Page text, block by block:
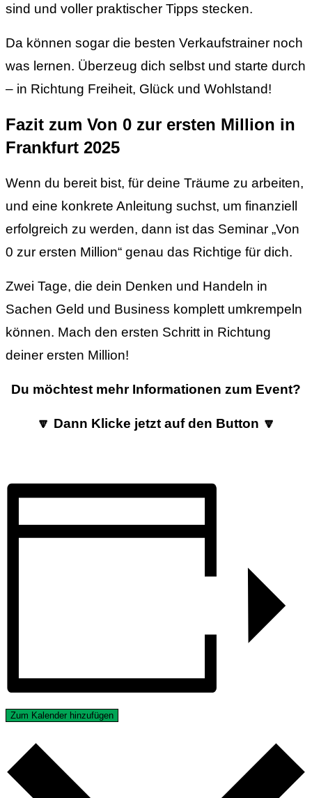
sind und voller praktischer Tipps stecken.
Da können sogar die besten Verkaufstrainer noch
was lernen. Überzeug dich selbst und starte durch
– in Richtung Freiheit, Glück und Wohlstand!
Fazit zum Von 0 zur ersten Million in
Frankfurt 2025
Wenn du bereit bist, für deine Träume zu arbeiten,
und eine konkrete Anleitung suchst, um finanziell
erfolgreich zu werden, dann ist das Seminar „Von
0 zur ersten Million“ genau das Richtige für dich.
Zwei Tage, die dein Denken und Handeln in
Sachen Geld und Business komplett umkrempeln
können. Mach den ersten Schritt in Richtung
deiner ersten Million!
Du möchtest mehr Informationen zum Event?
🔽 Dann Klicke jetzt auf den Button 🔽
Zum Kalender hinzufügen